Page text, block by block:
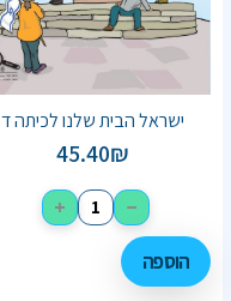
ישראל הבית שלנו לכיתה ד
45.40₪
−
+
הוספה